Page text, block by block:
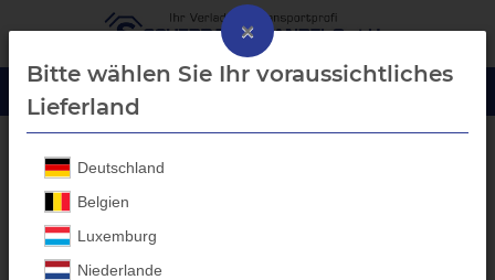
Alu - Auffahrrampen
×
Bitte wählen Sie Ihr voraussichtliches
Lieferland
Deutschland
Belgien
Luxemburg
Niederlande